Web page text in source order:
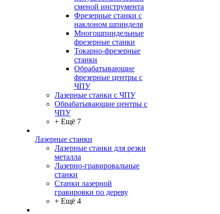
сменой инструмента
Фрезерные станки с
наклоном шпинделя
Многошпиндельные
фрезерные станки
Токарно-фрезерные
станки
Обрабатывающие
фрезерные центры с
ЧПУ
Лазерные станки с ЧПУ
Обрабатывающие центры с
ЧПУ
+ Ещё 7
Лазерные станки
Лазерные станки для резки
металла
Лазерно-гравировальные
станки
Станки лазерной
гравировки по дереву
+ Ещё 4